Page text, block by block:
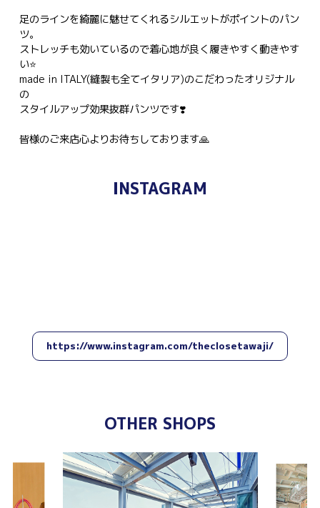
足のラインを綺麗に魅せてくれるシルエットがポイントのパン
ツ。
ストレッチも効いているので着心地が良く履きやすく動きやす
い⭐️
made in ITALY(縫製も全てイタリア)のこだわったオリジナル
の
スタイルアップ効果抜群パンツです❣️
皆様のご来店心よりお待ちしております🙏
INSTAGRAM
https://www.instagram.com/theclosetawaji/
OTHER SHOPS